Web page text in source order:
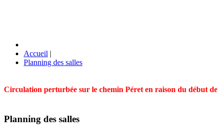
Accueil |
Planning des salles
Circulation perturbée sur le chemin Péret en raison du début
Planning des salles